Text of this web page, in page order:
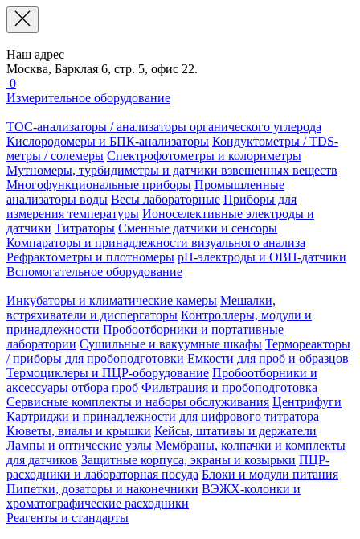
Наш адрес
Москва, Барклая 6, стр. 5, офис 22.
0
Измерительное оборудование
TOC-анализаторы / анализаторы органического углерода
Кислородомеры и БПК-анализаторы Кондуктометры / TDS-
метры / солемеры Спектрофотометры и колориметры
Мутномеры, турбидиметры и датчики взвешенных веществ
Многофункциональные приборы Промышленные
анализаторы воды Весы лабораторные Приборы для
измерения температуры Ионоселективные электроды и
датчики Титраторы Сменные датчики и сенсоры
Компараторы и принадлежности визуального анализа
Рефрактометры и плотномеры pH-электроды и ОВП-датчики
Вспомогательное оборудование
Инкубаторы и климатические камеры Мешалки,
встряхиватели и диспергаторы Контроллеры, модули и
принадлежности Пробоотборники и портативные
лаборатории Сушильные и вакуумные шкафы Термореакторы
/ приборы для пробоподготовки Емкости для проб и образцов
Термоциклеры и ПЦР-оборудование Пробоотборники и
аксессуары отбора проб Фильтрация и пробоподготовка
Сервисные комплекты и наборы обслуживания Центрифуги
Картриджи и принадлежности для цифрового титратора
Кюветы, виалы и крышки Кейсы, штативы и держатели
Лампы и оптические узлы Мембраны, колпачки и комплекты
для датчиков Защитные корпуса, экраны и козырьки ПЦР-
расходники и лабораторная посуда Блоки и модули питания
Пипетки, дозаторы и наконечники ВЭЖХ-колонки и
хроматографические расходники
Реагенты и стандарты